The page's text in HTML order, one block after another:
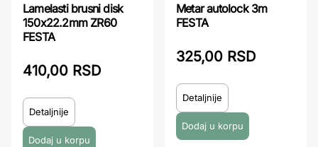
Lamelasti brusni disk
150x22.2mm ZR60
FESTA
410,00 RSD
Detaljnije
Metar autolock 3m
FESTA
325,00 RSD
Detaljnije